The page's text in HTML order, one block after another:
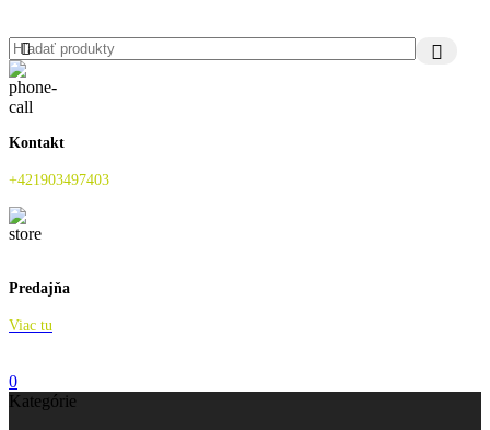
Kontakt
+421903497403
Predajňa
Viac tu
0
Kategórie